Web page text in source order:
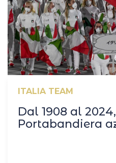
ITALIA TEAM
Dal 1908 al
Portabandiera